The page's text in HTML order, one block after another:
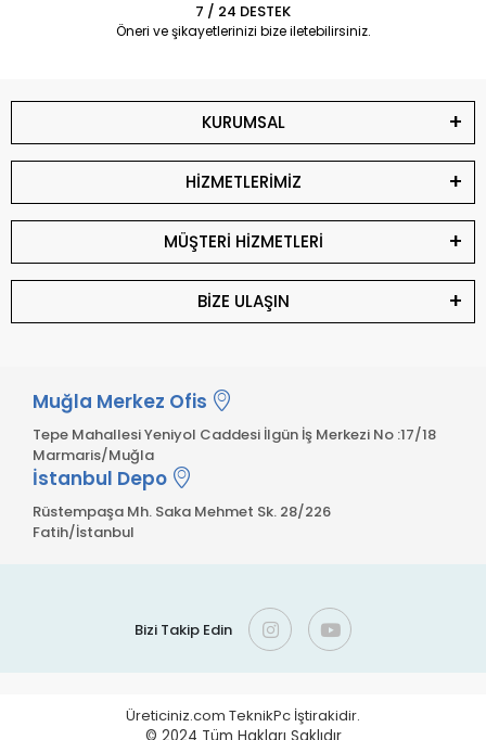
7 / 24 DESTEK
Öneri ve şikayetlerinizi bize iletebilirsiniz.
KURUMSAL
HİZMETLERİMİZ
MÜŞTERİ HİZMETLERİ
BİZE ULAŞIN
Muğla Merkez Ofis
Tepe Mahallesi Yeniyol Caddesi İlgün İş Merkezi No :17/18
Marmaris/Muğla
İstanbul Depo
Rüstempaşa Mh. Saka Mehmet Sk. 28/226
Fatih/İstanbul
Bizi Takip Edin
Üreticiniz.com TeknikPc İştirakidir.